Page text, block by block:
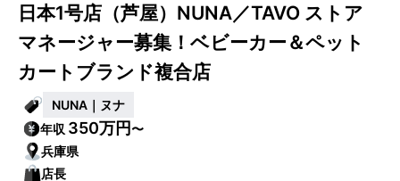
日本1号店（芦屋）NUNA／TAVO ストア
マネージャー募集！ベビーカー＆ペット
カートブランド複合店
NUNA｜ヌナ
年収 350万円〜
兵庫県
店長